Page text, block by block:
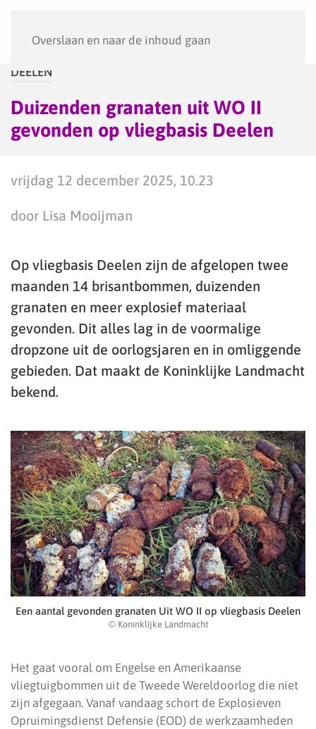
Overslaan en naar de inhoud gaan
DEELEN
Duizenden granaten uit WO II
gevonden op vliegbasis Deelen
vrijdag 12 december 2025, 10.23
door Lisa Mooijman
Op vliegbasis Deelen zijn de afgelopen twee
maanden 14 brisantbommen, duizenden
granaten en meer explosief materiaal
gevonden. Dit alles lag in de voormalige
dropzone uit de oorlogsjaren en in omliggende
gebieden. Dat maakt de Koninklijke Landmacht
bekend.
Een aantal gevonden granaten Uit WO II op vliegbasis Deelen
© Koninklijke Landmacht
Het gaat vooral om Engelse en Amerikaanse
vliegtuigbommen uit de Tweede Wereldoorlog die niet
zijn afgegaan. Vanaf vandaag schort de Explosieven
Opruimingsdienst Defensie (EOD) de werkzaamheden